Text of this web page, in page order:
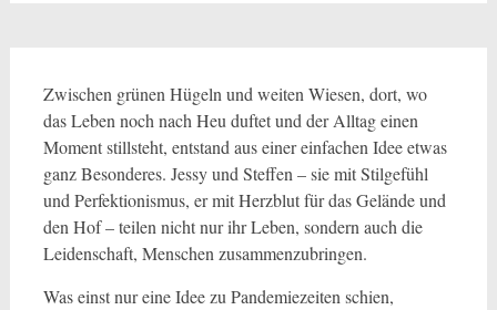
Zwischen grünen Hügeln und weiten Wiesen, dort, wo
das Leben noch nach Heu duftet und der Alltag einen
Moment stillsteht, entstand aus einer einfachen Idee etwas
ganz Besonderes. Jessy und Steffen – sie mit Stilgefühl
und Perfektionismus, er mit Herzblut für das Gelände und
den Hof – teilen nicht nur ihr Leben, sondern auch die
Leidenschaft, Menschen zusammenzubringen.
Was einst nur eine Idee zu Pandemiezeiten schien,